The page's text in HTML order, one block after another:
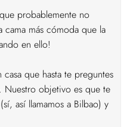
probablemente no
cama más cómoda que la
en ello!
que hasta te preguntes
Nuestro objetivo es que te
así llamamos a Bilbao) y